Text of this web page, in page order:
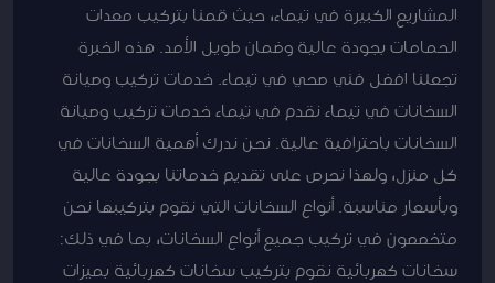
المشاريع الكبيرة في تيماء، حيث قمنا بتركيب معدات
الحمامات بجودة عالية وضمان طويل الأمد. هذه الخبرة
تجعلنا افضل فني صحي في تيماء. خدمات تركيب وصيانة
السخانات في تيماء نقدم في تيماء خدمات تركيب وصيانة
السخانات باحترافية عالية. نحن ندرك أهمية السخانات في
كل منزل، ولهذا نحرص على تقديم خدماتنا بجودة عالية
وبأسعار مناسبة. أنواع السخانات التي نقوم بتركيبها نحن
متخصصون في تركيب جميع أنواع السخانات، بما في ذلك:
سخانات كهربائية نقوم بتركيب سخانات كهربائية بميزات